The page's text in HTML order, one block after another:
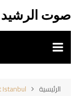
المحتوى
صوت الرشيد
الرئيسية